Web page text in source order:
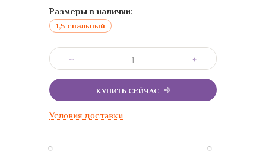
Размеры в наличии:
1,5 спальный
КУПИТЬ СЕЙЧАС
Условия доставки